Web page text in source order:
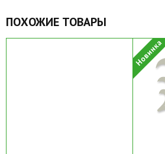
ПОХОЖИЕ ТОВАРЫ